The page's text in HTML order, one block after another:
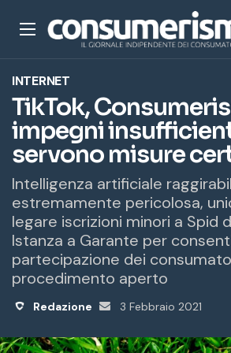
Menu
INTERNET
TikTok,
impegni
servono misure
Intelligenza artificiale
estremamente pericolosa,
legare iscrizioni minori a Spid
Istanza a Garante per
partecipazione dei
procedimento aperto
Redazione
Invia
3 Febbraio 2021